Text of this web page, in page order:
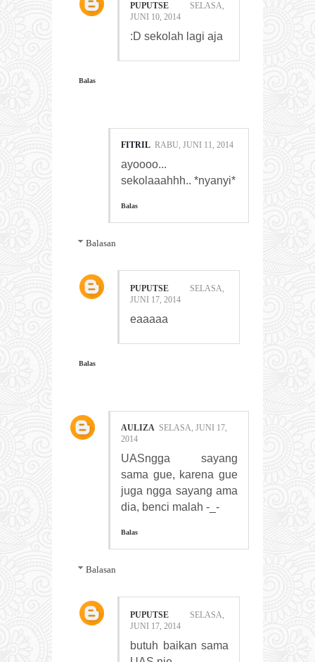
PUPUTSE
SELASA,
JUNI 10, 2014
:D sekolah lagi aja
Balas
FITRIL RABU, JUNI 11, 2014
ayoooo...
sekolaaahhh.. *nyanyi*
Balas
Balasan
PUPUTSE
SELASA,
JUNI 17, 2014
eaaaaa
Balas
AULIZA SELASA, JUNI 17,
2014
UASngga sayang
sama gue, karena gue
juga ngga sayang ama
dia, benci malah -_-
Balas
Balasan
PUPUTSE
SELASA,
JUNI 17, 2014
butuh baikan sama